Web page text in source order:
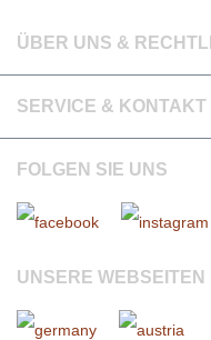
ÜBER UNS &
SERVICE & KONTAKT
FOLGEN SIE UNS
UNSERE WEBSEITEN